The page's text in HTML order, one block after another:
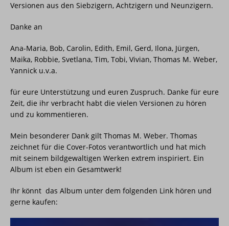
Versionen aus den Siebzigern, Achtzigern und Neunzigern.
Danke an
Ana-Maria, Bob, Carolin, Edith, Emil, Gerd, Ilona, Jürgen,
Maika, Robbie, Svetlana, Tim, Tobi, Vivian, Thomas M. Weber,
Yannick u.v.a.
für eure Unterstützung und euren Zuspruch. Danke für eure
Zeit, die ihr verbracht habt die vielen Versionen zu hören
und zu kommentieren.
Mein besonderer Dank gilt Thomas M. Weber. Thomas
zeichnet für die Cover-Fotos verantwortlich und hat mich
mit seinem bildgewaltigen Werken extrem inspiriert. Ein
Album ist eben ein Gesamtwerk!
Ihr könnt das Album unter dem folgenden Link hören und
gerne kaufen: